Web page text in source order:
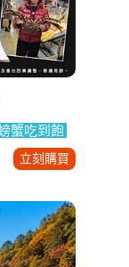
蟹吃到飽
立刻購買